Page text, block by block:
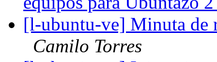
[l-ubuntu-ve] Minuta de
Camilo Torres